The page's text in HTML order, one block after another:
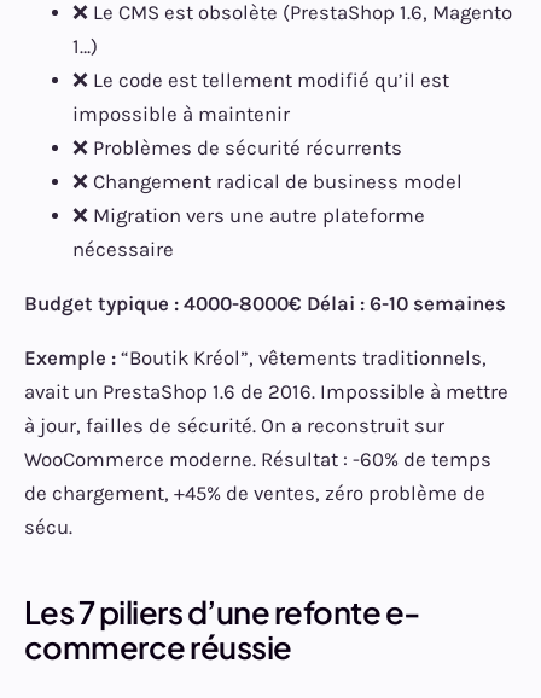
❌ Le CMS est obsolète (PrestaShop 1.6, Magento
1…)
❌ Le code est tellement modifié qu’il est
impossible à maintenir
❌ Problèmes de sécurité récurrents
❌ Changement radical de business model
❌ Migration vers une autre plateforme
nécessaire
Budget typique : 4000-8000€ Délai : 6-10 semaines
Exemple : “Boutik Kréol”, vêtements traditionnels,
avait un PrestaShop 1.6 de 2016. Impossible à mettre
à jour, failles de sécurité. On a reconstruit sur
WooCommerce moderne. Résultat : -60% de temps
de chargement, +45% de ventes, zéro problème de
sécu.
Les 7 piliers d’une refonte e-
commerce réussie